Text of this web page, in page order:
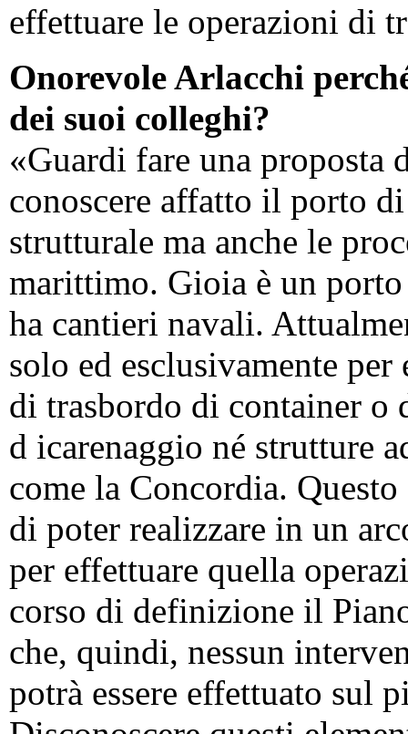
effettuare le operazioni di
Onorevole Arlacchi
dei suoi colleghi?
«Guardi fare una proposta
conoscere affatto il porto
strutturale ma anche le
marittimo. Gioia è un
ha cantieri navali.
solo ed esclusivamente
di trasbordo di container o
d icarenaggio né strutture
come la Concordia.
di poter realizzare in un
per effettuare quella
corso di definizione il
che, quindi, nessun
potrà essere effettuato sul